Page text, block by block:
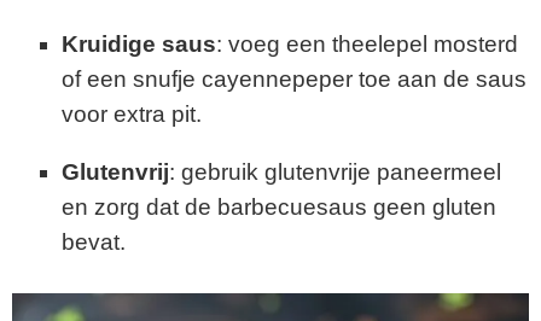
Kruidige saus: voeg een theelepel mosterd
of een snufje cayennepeper toe aan de saus
voor extra pit.
Glutenvrij: gebruik glutenvrije paneermeel
en zorg dat de barbecuesaus geen gluten
bevat.